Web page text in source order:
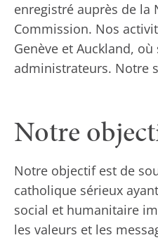
enregistré auprès de la
Commission. Nos
Genève et Auckland,
administrateurs. Notre
Notre
Notre objectif est de
catholique sérieux
social et humanitaire
les valeurs et les